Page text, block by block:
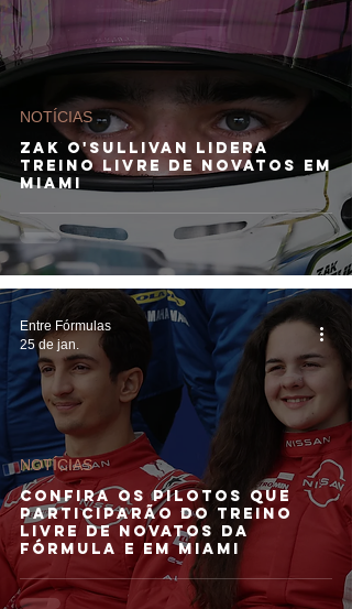
Zak O'Sullivan lidera
Treino Livre de Novatos em
Miami
NOTÍCIAS
Confira os pilotos que
participarão do Treino
Livre de Novatos da
Fórmula E em Miami
NOTÍCIAS
Entre Fórmulas
25 de jan.